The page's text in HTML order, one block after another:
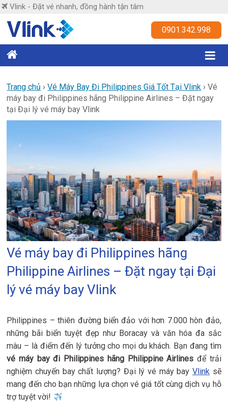
Skip
content
Vlink - Đặt vé nhanh, đồng hành tận tâm
Vlink
nhanh,
đồng
hành
tận
0901.342.998
Trang chủ ›Vé Máy Bay Đi Philippines Giá Tốt Tại Vlink ›Vé
máy bay đi Philippines hãng Philippine Airlines – Đặt ngay
tại Đại lý vé máy bay Vlink
Vé máy bay đi Philippines hãng
Philippine Airlines – Đặt ngay tại Đại
lý vé máy bay Vlink
Philippines – thiên đường biển đảo với hơn 7.000 hòn đảo,
những bãi biển tuyệt đẹp như Boracay và văn hóa đa sắc
màu – là điểm đến lý tưởng cho mọi du khách. Bạn đang tìm
vé máy bay đi Philippines hãng Philippine Airlines để trải
nghiệm chuyến bay chất lượng? Đại lý vé máy bay Vlinksẽ
mang đến cho bạn những lựa chọn vé giá tốt cùng dịch vụ hỗ
trợ tuyệt vời!